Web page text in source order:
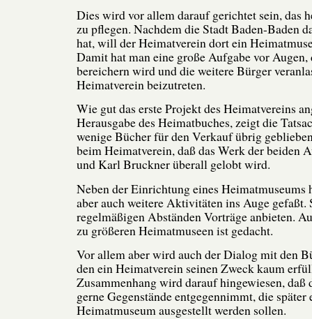
Dies wird vor allem darauf gerichtet sein, das
zu pflegen. Nachdem die Stadt Baden-Baden
hat, will der Heimatverein dort ein
Damit hat man eine große Aufgabe vor Augen,
bereichern wird und die weitere Bürger
Heimatverein beizutreten.
Wie gut das erste Projekt des Heimatvereins
Herausgabe des Heimatbuches, zeigt die
wenige Bücher für den Verkauf übrig
beim Heimatverein, daß das Werk der beiden
und Karl Bruckner überall gelobt wird.
Neben der Einrichtung eines Heimatmuseums
aber auch weitere Aktivitäten ins Auge
regelmäßigen Abständen Vorträge anbieten.
zu größeren Heimatmuseen ist gedacht.
Vor allem aber wird auch der Dialog mit den
den ein Heimatverein seinen Zweck kaum
Zusammenhang wird darauf hingewiesen, daß
gerne Gegenstände entgegennimmt, die
Heimatmuseum ausgestellt werden sollen.